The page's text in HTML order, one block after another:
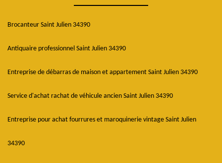
Brocanteur Saint Julien 34390
Antiquaire professionnel Saint Julien 34390
Entreprise de débarras de maison et appartement Saint Julien 34390
Service d'achat rachat de véhicule ancien Saint Julien 34390
Entreprise pour achat fourrures et maroquinerie vintage Saint Julien
34390